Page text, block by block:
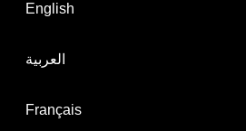
English
العربية
Français